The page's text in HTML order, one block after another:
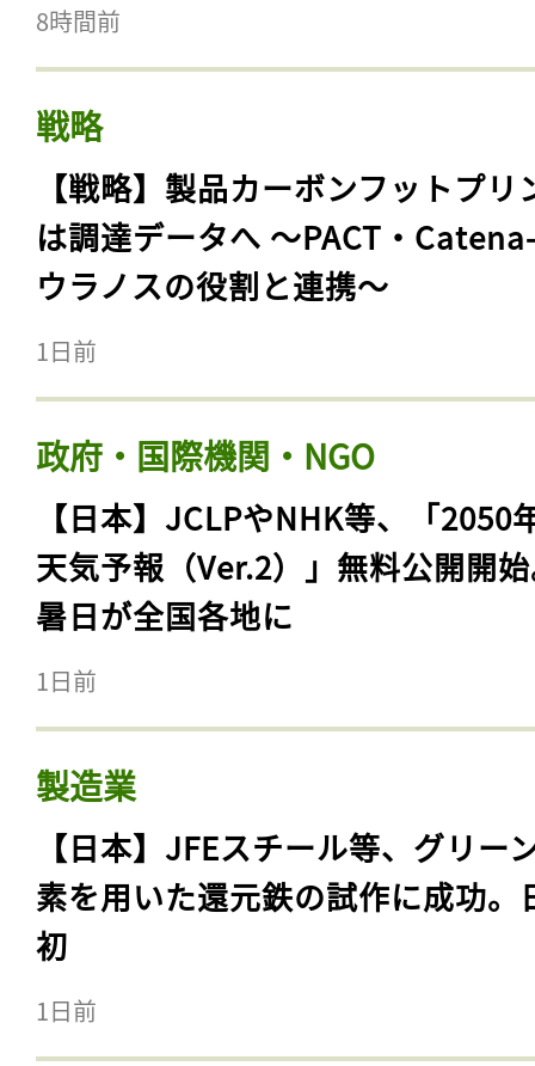
8時間前
戦略
【戦略】製品カーボンフットプリ
は調達データへ 〜PACT・
ウラノスの役割と連携〜
1日前
政府・国際機関・NGO
【日本】JCLPやNHK等、「2050
天気予報（Ver.2）」無料公開開
暑日が全国各地に
1日前
製造業
【日本】JFEスチール等、グリー
素を用いた還元鉄の試作に成功。
初
1日前